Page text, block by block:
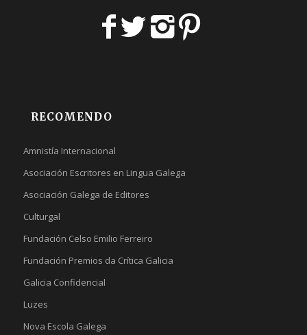
RECOMENDO
Amnistía Internacional
Asociación Escritores en Lingua Galega
Asociación Galega de Editores
Culturgal
Fundación Celso Emilio Ferreiro
Fundación Premios da Crítica Galicia
Galicia Confidencial
Luzes
Nova Escola Galega